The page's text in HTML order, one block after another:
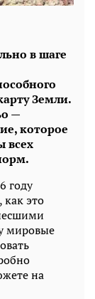
в шаге
Земли.
—
которое
всех
году
это
мировые
на